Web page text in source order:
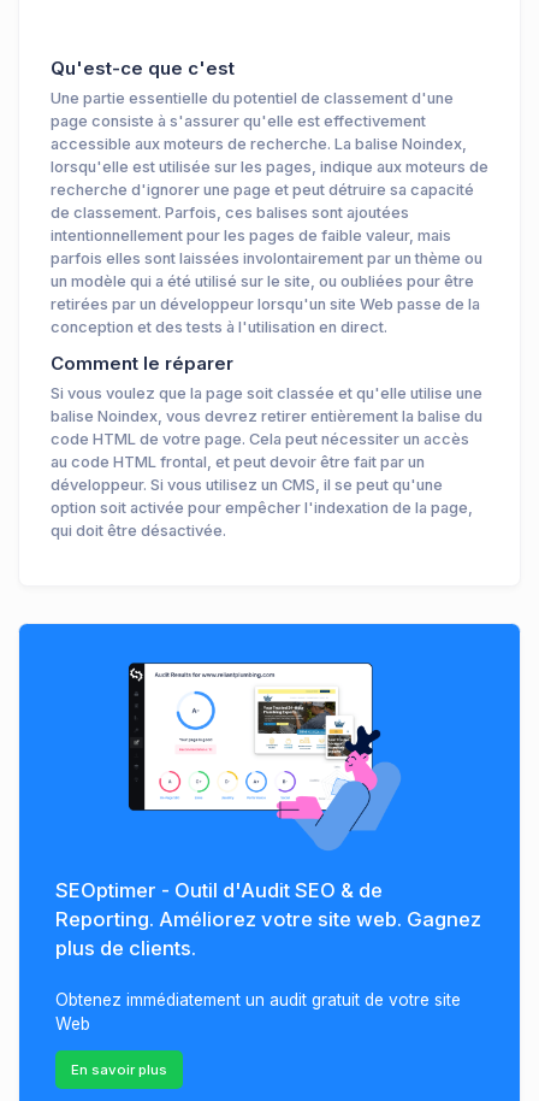
Qu'est-ce que c'est
Une partie essentielle du potentiel de classement d'une
page consiste à s'assurer qu'elle est effectivement
accessible aux moteurs de recherche. La balise Noindex,
lorsqu'elle est utilisée sur les pages, indique aux moteurs de
recherche d'ignorer une page et peut détruire sa capacité
de classement. Parfois, ces balises sont ajoutées
intentionnellement pour les pages de faible valeur, mais
parfois elles sont laissées involontairement par un thème ou
un modèle qui a été utilisé sur le site, ou oubliées pour être
retirées par un développeur lorsqu'un site Web passe de la
conception et des tests à l'utilisation en direct.
Comment le réparer
Si vous voulez que la page soit classée et qu'elle utilise une
balise Noindex, vous devrez retirer entièrement la balise du
code HTML de votre page. Cela peut nécessiter un accès
au code HTML frontal, et peut devoir être fait par un
développeur. Si vous utilisez un CMS, il se peut qu'une
option soit activée pour empêcher l'indexation de la page,
qui doit être désactivée.
SEOptimer - Outil d'Audit SEO & de
Reporting. Améliorez votre site web. Gagnez
plus de clients.
Obtenez immédiatement un audit gratuit de votre site
Web
En savoir plus